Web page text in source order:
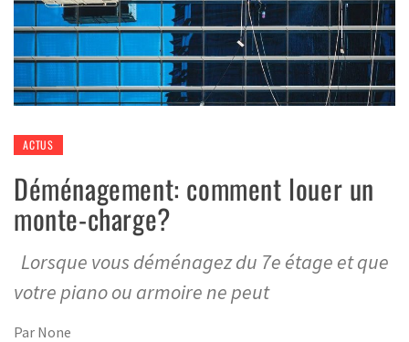
ACTUS
Déménagement: comment louer un
monte-charge?
Lorsque vous déménagez du 7e étage et que
votre piano ou armoire ne peut
Par None